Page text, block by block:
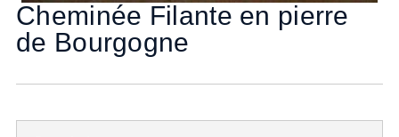
Cheminée Filante en pierre
de Bourgogne